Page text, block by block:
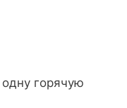
горячую